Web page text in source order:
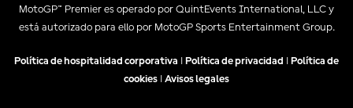
MotoGP™ Premier es operado por QuintEvents International, LLC y
está autorizado para ello por MotoGP Sports Entertainment Group.
Política de hospitalidad corporativa Política de privacidad
Política de
cookies
Avisos legales